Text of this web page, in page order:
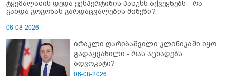
ტყემალაძის დედა ექსპერტიზის პასუხს აქვეყნებს - რა
გახდა გოგონას გარდაცვალების მიზეზი?
06-08-2026
ირაკლი ღარიბაშვილი კლინიკაში იყო
გადაყვანილი - რას აცხადებს
ადვოკატი?
06-08-2026